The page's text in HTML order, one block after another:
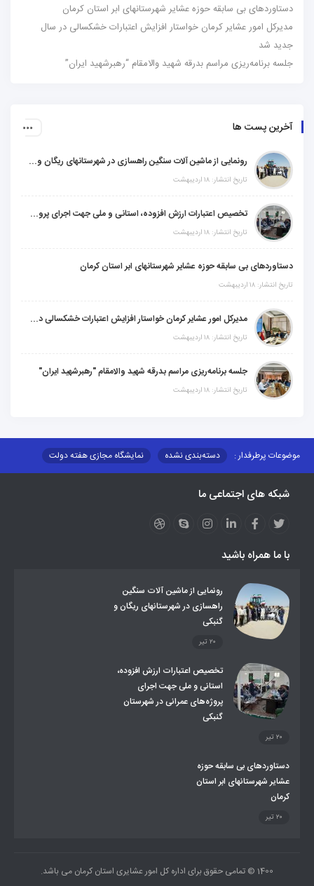
دستاوردهای بی سابقه حوزه عشایر شهرستانهای ابر استان کرمان
مدیرکل امور عشایر کرمان خواستار افزایش اعتبارات خشکسالی در سال
جدید شد
جلسه برنامه‌ریزی مراسم بدرقه شهید والامقام “رهبرشهید ایران”
آخرین پست ها
رونمایی از ماشین آلات سنگین راهسازی در شهرستانهای ریگان و گنبکی
تاریخ انتشار: ۱۸ اردیبهشت
تخصیص اعتبارات ارزش افزوده، استانی و ملی جهت اجرای پروژه‌های عمرانی در شهرستان گنبکی
تاریخ انتشار: ۱۸ اردیبهشت
دستاوردهای بی سابقه حوزه عشایر شهرستانهای ابر استان کرمان
تاریخ انتشار: ۱۸ اردیبهشت
مدیرکل امور عشایر کرمان خواستار افزایش اعتبارات خشکسالی در سال جدید شد
تاریخ انتشار: ۱۸ اردیبهشت
جلسه برنامه‌ریزی مراسم بدرقه شهید والامقام "رهبرشهید ایران"
تاریخ انتشار: ۱۸ اردیبهشت
موضوعات پرطرفدار : دسته‌بندی نشده
نمایشگاه مجازی هفته دولت
مزایدات و مناقصات
محتوای کانون توسعه
عملکردها
عشایر استان
طرح و برنامه
روند ساماندهی عشایر داوطلب اسکان
تشکیلات اداری
شبکه های اجتماعی ما
با ما همراه باشید
رونمایی از ماشین آلات سنگین
راهسازی در شهرستانهای ریگان و
گنبکی
۲۰ تیر
تخصیص اعتبارات ارزش افزوده،
استانی و ملی جهت اجرای
پروژه‌های عمرانی در شهرستان
گنبکی
۲۰ تیر
دستاوردهای بی سابقه حوزه
عشایر شهرستانهای ابر استان
کرمان
۲۰ تیر
1400 © تمامی حقوق برای اداره کل امور عشایری استان کرمان می باشد.